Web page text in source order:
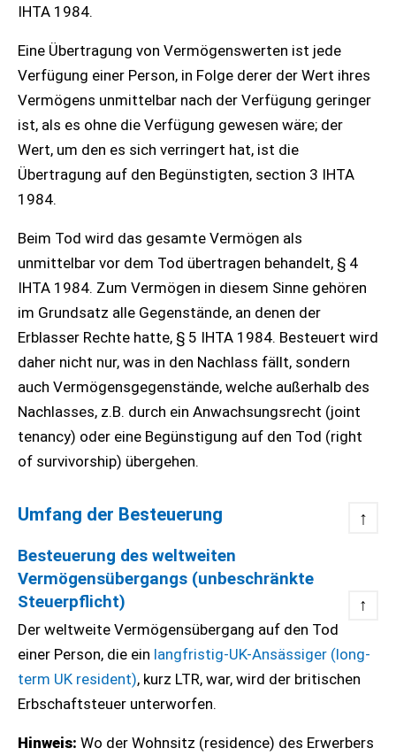
IHTA 1984.
Eine Übertragung von Vermögenswerten ist jede
Verfügung einer Person, in Folge derer der Wert ihres
Vermögens unmittelbar nach der Verfügung geringer
ist, als es ohne die Verfügung gewesen wäre; der
Wert, um den es sich verringert hat, ist die
Übertragung auf den Begünstigten, section 3 IHTA
1984.
Beim Tod wird das gesamte Vermögen als
unmittelbar vor dem Tod übertragen behandelt, § 4
IHTA 1984. Zum Vermögen in diesem Sinne gehören
im Grundsatz alle Gegenstände, an denen der
Erblasser Rechte hatte, § 5 IHTA 1984. Besteuert wird
daher nicht nur, was in den Nachlass fällt, sondern
auch Vermögensgegenstände, welche außerhalb des
Nachlasses, z.B. durch ein Anwachsungsrecht (joint
tenancy) oder eine Begünstigung auf den Tod (right
of survivorship) übergehen.
Umfang der Besteuerung ↑
Besteuerung des weltweiten
Vermögensübergangs (unbeschränkte
Steuerpflicht)
↑
Der weltweite Vermögensübergang auf den Tod
einer Person, die ein langfristig-UK-Ansässiger (long-
term UK resident), kurz LTR, war, wird der britischen
Erbschaftsteuer unterworfen.
Hinweis: Wo der Wohnsitz (residence) des Erwerbers